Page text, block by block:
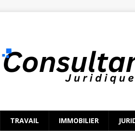
TRAVAIL IMMOBILIER